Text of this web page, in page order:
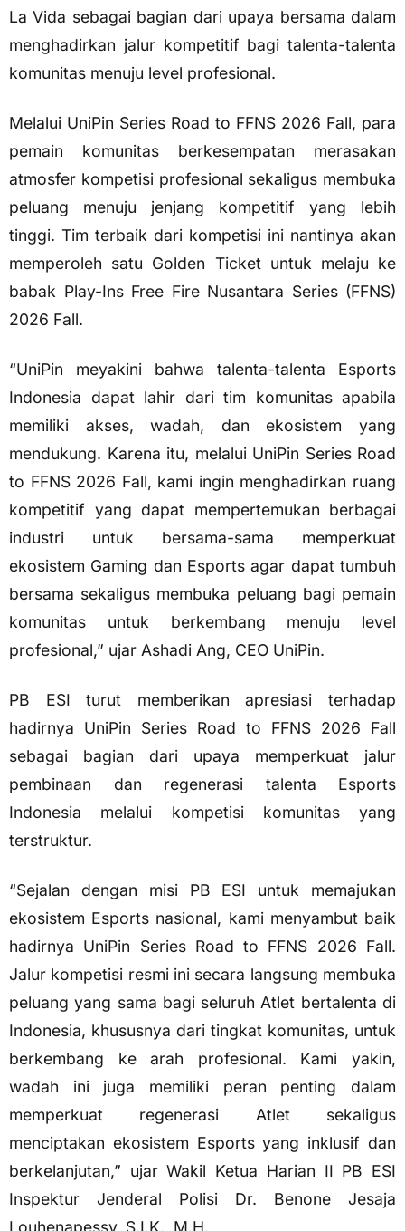
La Vida sebagai bagian dari upaya bersama dalam
menghadirkan jalur kompetitif bagi talenta-talenta
komunitas menuju level profesional.
Melalui UniPin Series Road to FFNS 2026 Fall, para
pemain komunitas berkesempatan merasakan
atmosfer kompetisi profesional sekaligus membuka
peluang menuju jenjang kompetitif yang lebih
tinggi. Tim terbaik dari kompetisi ini nantinya akan
memperoleh satu Golden Ticket untuk melaju ke
babak Play-Ins Free Fire Nusantara Series (FFNS)
2026 Fall.
“UniPin meyakini bahwa talenta-talenta Esports
Indonesia dapat lahir dari tim komunitas apabila
memiliki akses, wadah, dan ekosistem yang
mendukung. Karena itu, melalui UniPin Series Road
to FFNS 2026 Fall, kami ingin menghadirkan ruang
kompetitif yang dapat mempertemukan berbagai
industri untuk bersama-sama memperkuat
ekosistem Gaming dan Esports agar dapat tumbuh
bersama sekaligus membuka peluang bagi pemain
komunitas untuk berkembang menuju level
profesional,” ujar Ashadi Ang, CEO UniPin.
PB ESI turut memberikan apresiasi terhadap
hadirnya UniPin Series Road to FFNS 2026 Fall
sebagai bagian dari upaya memperkuat jalur
pembinaan dan regenerasi talenta Esports
Indonesia melalui kompetisi komunitas yang
terstruktur.
“Sejalan dengan misi PB ESI untuk memajukan
ekosistem Esports nasional, kami menyambut baik
hadirnya UniPin Series Road to FFNS 2026 Fall.
Jalur kompetisi resmi ini secara langsung membuka
peluang yang sama bagi seluruh Atlet bertalenta di
Indonesia, khususnya dari tingkat komunitas, untuk
berkembang ke arah profesional. Kami yakin,
wadah ini juga memiliki peran penting dalam
memperkuat regenerasi Atlet sekaligus
menciptakan ekosistem Esports yang inklusif dan
berkelanjutan,” ujar Wakil Ketua Harian II PB ESI
Inspektur Jenderal Polisi Dr. Benone Jesaja
Louhenapessy, S.I.K., M.H.